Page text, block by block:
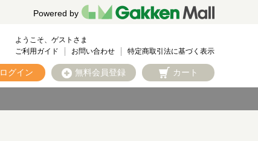
Powered by
ようこそ、ゲストさま
ご利用ガイド
お問い合わせ 特定商取引法に基づく表示
ログイン 無料会員登録 カート